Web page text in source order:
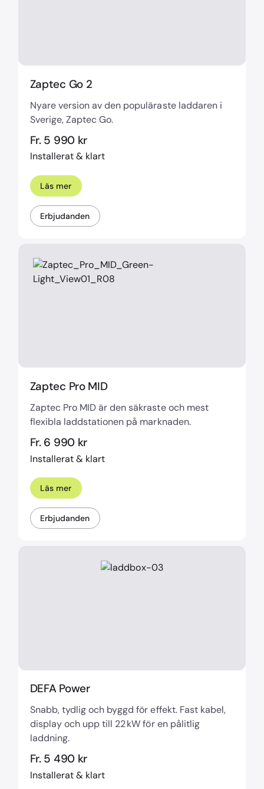
Zaptec Go 2
Nyare version av den populäraste laddaren i
Sverige, Zaptec Go.
Fr. 5 990 kr
Installerat & klart
Läs mer
Erbjudanden
Zaptec Pro MID
Zaptec Pro MID är den säkraste och mest
flexibla laddstationen på marknaden.
Fr. 6 990 kr
Installerat & klart
Läs mer
Erbjudanden
DEFA Power
Snabb, tydlig och byggd för effekt. Fast kabel,
display och upp till 22 kW för en pålitlig
laddning.
Fr. 5 490 kr
Installerat & klart